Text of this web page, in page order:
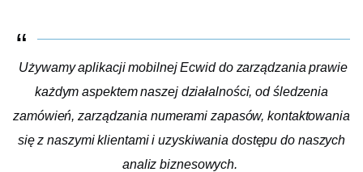
Używamy aplikacji mobilnej Ecwid do zarządzania prawie
każdym aspektem naszej działalności, od śledzenia
zamówień, zarządzania numerami zapasów, kontaktowania
się z naszymi klientami i uzyskiwania dostępu do naszych
analiz biznesowych.